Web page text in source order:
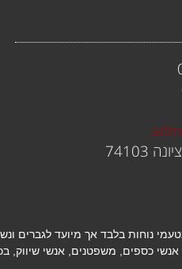
נוחות בלבד אך מיועד לגברים
כספים, משפטנים, אנשי שיווק,